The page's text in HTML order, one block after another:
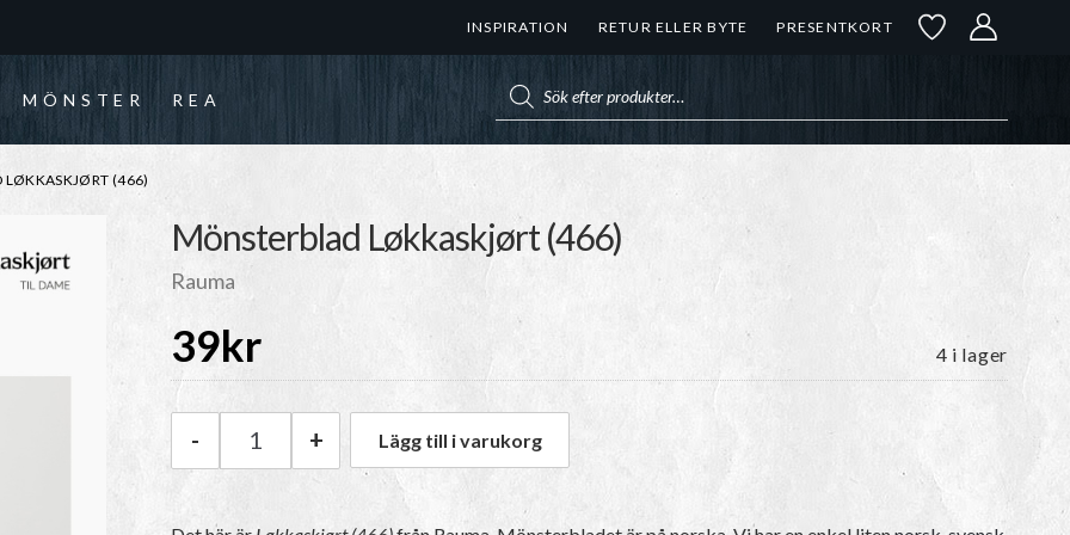
INSPIRATION RETUR ELLER BYTE PRESENTKORT
MÖNSTER REA
LØKKASKJØRT (466)
Mönsterblad Løkkaskjørt (466)
Rauma
39kr 4 i lager
Rauma Mönsterblad Løkkaskjørt (466) mängd
- + Lägg till i varukorg